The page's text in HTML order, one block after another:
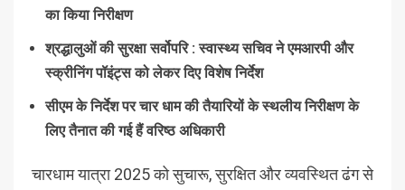
का किया निरीक्षण
श्रद्धालुओं की सुरक्षा सर्वोपरि : स्वास्थ्य सचिव ने एमआरपी और
स्क्रीनिंग पॉइंट्स को लेकर दिए विशेष निर्देश
सीएम के निर्देश पर चार धाम की तैयारियों के स्थलीय निरीक्षण के
लिए तैनात की गई हैं वरिष्ठ अधिकारी
चारधाम यात्रा 2025 को सुचारू, सुरक्षित और व्यवस्थित ढंग से